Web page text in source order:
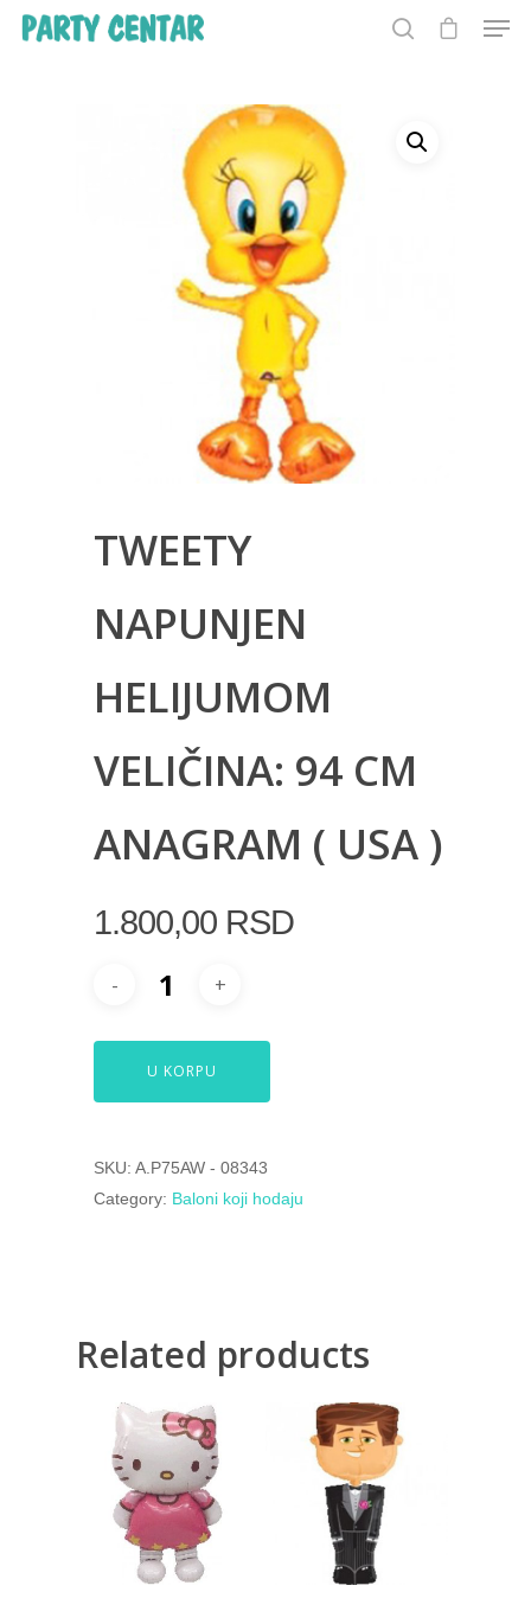
Hit enter to search or ESC to close
TWEETY
NAPUNJEN
HELIJUMOM
VELIČINA: 94 CM
ANAGRAM ( USA )
1.800,00 RSD
U KORPU
SKU: A.P75AW - 08343
Category: Baloni koji hodaju
Related products
2.500,00 RSD
4.000,00RSD
2.500,00RSD